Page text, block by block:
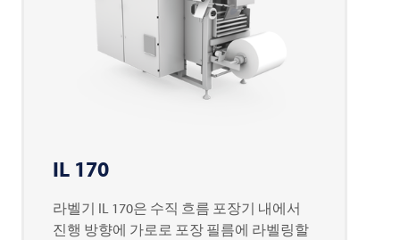
IL 170
라벨기 IL 170은 수직 흐름 포장기 내에서
진행 방향에 가로로 포장 필름에 라벨링할